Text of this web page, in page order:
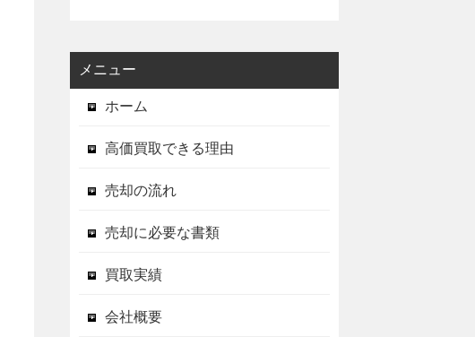
メニュー
ホーム
高価買取できる理由
売却の流れ
売却に必要な書類
買取実績
会社概要